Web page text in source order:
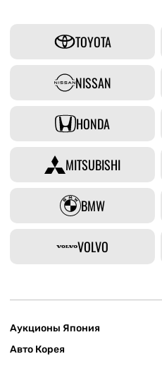
TOYOTA
NISSAN
HONDA
MITSUBISHI
BMW
VOLVO
Аукционы Япония
Авто Корея